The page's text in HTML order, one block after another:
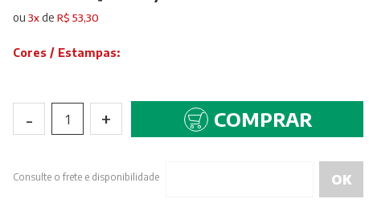
ou3xdeR$ 53,30
Cores / Estampas:
- 1 + COMPRAR
Consulte o frete e disponibilidade